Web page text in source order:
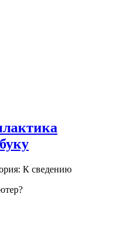
К сведению